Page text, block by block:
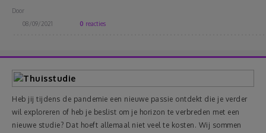
Over Goedkoop.be
Hoe het werkt
Korting
Thema's
Door
08/09/2021
0 reacties
Heb jij tijdens de pandemie een nieuwe passie ontdekt die je verder
wil exploreren of heb je beslist om je horizon te verbreden met een
nieuwe studie? Dat hoeft allemaal niet veel te kosten. Wij sommen